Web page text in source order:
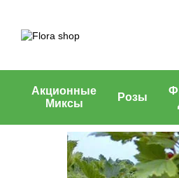
Акционные
Миксы
Розы